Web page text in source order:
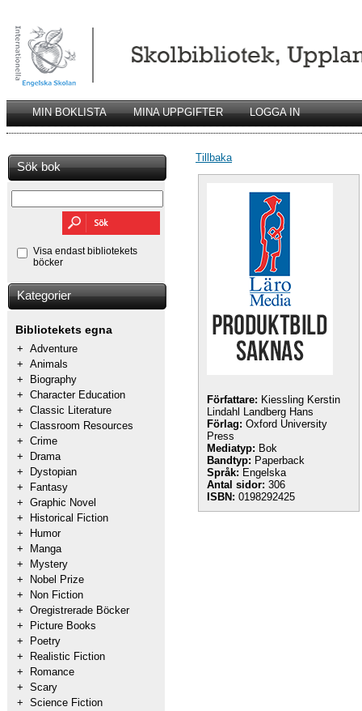
MIN BOKLISTA MINA UPPGIFTER LOGGA IN
Sök bok
Visa endast bibliotekets
böcker
Kategorier
Bibliotekets egna
+ Adventure
+ Animals
+
Biography
+ Character Education
+ Classic Literature
+ Classroom Resources
+ Crime
+
Drama
+
Dystopian
+
Fantasy
+ Graphic Novel
+
Historical Fiction
+
Humor
+
Manga
+
Mystery
+
Nobel Prize
+
Non Fiction
+ Oregistrerade Böcker
+
Picture Books
+
Poetry
+
Realistic Fiction
+
Romance
+ Scary
+ Science Fiction
Tillbaka
Författare: Kiessling Kerstin
Lindahl Landberg Hans
Förlag: Oxford University
Press
Mediatyp: Bok
Bandtyp: Paperback
Språk: Engelska
Antal sidor: 306
ISBN: 0198292425